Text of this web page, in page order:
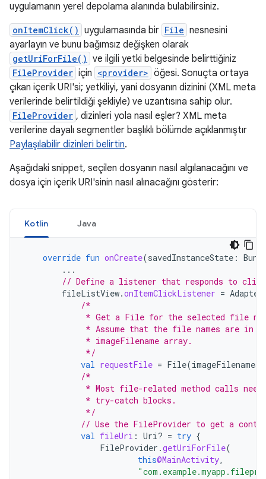
uygulamanın yerel depolama alanında bulabilirsiniz.
onItemClick() uygulamasında bir File nesnesini
ayarlayın ve bunu bağımsız değişken olarak
getUriForFile() ve ilgili yetki belgesinde belirttiğiniz
FileProvider için <provider> öğesi. Sonuçta ortaya
çıkan içerik URI'si; yetkiliyi, yani dosyanın dizinini (XML meta
verilerinde belirtildiği şekliyle) ve uzantısına sahip olur.
FileProvider , dizinleri yola nasıl eşler? XML meta
verilerine dayalı segmentler başlıklı bölümde açıklanmıştır
Paylaşılabilir dizinleri belirtin.
Aşağıdaki snippet, seçilen dosyanın nasıl algılanacağını ve
dosya için içerik URI'sinin nasıl alınacağını gösterir:
Kotlin Java
override fun onCreate(savedInstanceState :
...
// Define a listener that responds to
fileListView.onItemClickListener =
/*
* Get a File for the selected file
* Assume that the file names are in
             * imageFilename array.
             */
val requestFile = File(imageFilenames
/*
* Most file-related method calls need
             * try-catch blocks.
             */
// Use the FileProvider to get a
val fileUri : Uri? = try {
FileProvider .getUriForFile(
this@MainActivity,